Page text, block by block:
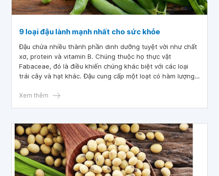
9 loại đậu lành mạnh nhất cho sức khỏe
Đậu chứa nhiều thành phần dinh dưỡng tuyệt vời như chất
xơ, protein và vitamin B. Chúng thuộc họ thực vật
Fabaceae, đó là điều khiến chúng khác biệt với các loại
trái cây và hạt khác. Đậu cung cấp một loạt có hàm lượng
sức khỏe. Một số lợi ích tiềm năng mà chúng cung cấp bao
về 9 loại đậu lành mạnh nhất cho bữa ăn của bạn.
Xem thêm